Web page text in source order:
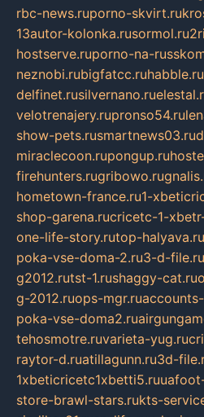
rbc-news.ruporno-skvirt.ru
13autor-kolonka.rusormol.ru
hostserve.ruporno-na-
neznobi.rubigfatcc.ruhabble.ru
delfinet.rusilvernano.ru
velotrenajery.rupronso54.ru
show-pets.rusmartnews03.ru
miraclecoon.rupongup.ru
firehunters.rugribowo.ru
hometown-france.ru1-
shop-garena.rucricetc-1-
one-life-story.rutop-halyava.ru
poka-vse-doma-2.ru3-d-file.ru
g2012.rutst-1.rushaggy-cat.ru
g-2012.ruops-mgr.ruaccounts-
poka-vse-doma2.ru
tehosmotre.ruvarieta-yug.ru
raytor-d.ruatillagunn.ru3d-
1xbeticricetc1xbetti5.ru
store-brawl-stars.rukts-